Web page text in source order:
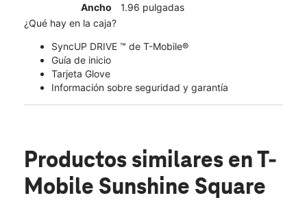
Ancho
1.96 pulgadas
¿Qué hay en la caja?
SyncUP DRIVE ™ de T-Mobile®
Guía de inicio
Tarjeta Glove
Información sobre seguridad y garantía
Productos similares en T-
Mobile Sunshine Square